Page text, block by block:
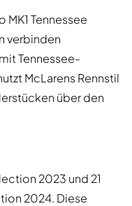
Tennessee
verbinden
Tennessee-
McLarens Rennstil
über den
2023 und 21
2024. Diese